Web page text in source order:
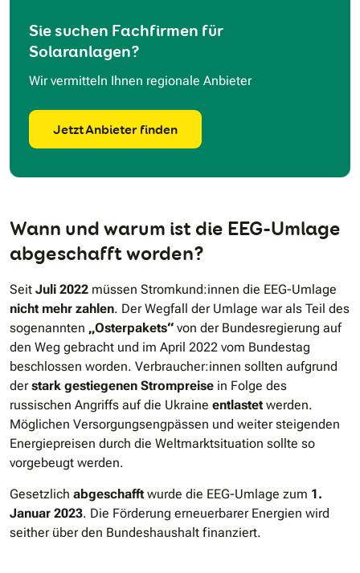
Sie suchen Fachfirmen für
Solaranlagen?
Wir vermitteln Ihnen regionale Anbieter
Jetzt Anbieter finden
Wann und warum ist die EEG-Umlage
abgeschafft worden?
Seit Juli 2022 müssen Stromkund:innen die EEG-Umlage
nicht mehr zahlen. Der Wegfall der Umlage war als Teil des
sogenannten „Osterpakets“ von der Bundesregierung auf
den Weg gebracht und im April 2022 vom Bundestag
beschlossen worden. Verbraucher:innen sollten aufgrund
derstark gestiegenen Strompreise in Folge des
russischen Angriffs auf die Ukraine entlastet werden.
Möglichen Versorgungsengpässen und weiter steigenden
Energiepreisen durch die Weltmarktsituation sollte so
vorgebeugt werden.
Gesetzlich abgeschafft wurde die EEG-Umlage zum 1.
Januar 2023. Die Förderung erneuerbarer Energien wird
seither über den Bundeshaushalt finanziert.